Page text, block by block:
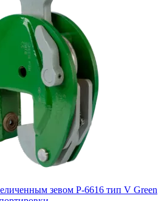
зевом P-6616 тип V Green